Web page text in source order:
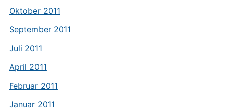
Oktober 2011
September 2011
Juli 2011
April 2011
Februar 2011
Januar 2011